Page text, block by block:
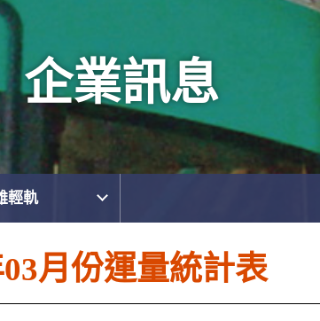
企業訊息
輕軌
月份運量統計表